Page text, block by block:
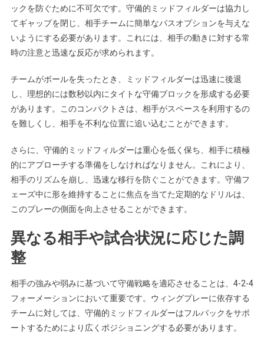
ックを防ぐために不可欠です。守備的ミッドフィルダーは協力し
てギャップを閉じ、相手チームに簡単なパスオプションを与えな
いようにする必要があります。これには、相手の動きに対する常
時の注意と迅速な反応が求められます。
チームがボールを失ったとき、ミッドフィルダーは迅速に後退
し、理想的には数秒以内にタイトな守備ブロックを形成する必要
があります。このコンパクトさは、相手がスペースを利用するの
を難しくし、相手を不利な位置に追い込むことができます。
さらに、守備的ミッドフィルダーは重心を低く保ち、相手に積極
的にアプローチする準備をしなければなりません。これにより、
相手のリズムを崩し、迅速な移行を防ぐことができます。守備フ
ェーズ中に形を維持することに焦点を当てた定期的なドリルは、
このプレーの側面を向上させることができます。
異なる相手や試合状況に応じた調
整
相手の強みや弱みに基づいて守備戦略を適応させることは、4-2-4
フォーメーションにおいて重要です。ウィングプレーに依存する
チームに対しては、守備的ミッドフィルダーはフルバックをサポ
ートするためにより広くポジショニングする必要があります。